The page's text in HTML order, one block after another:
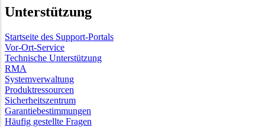
Unterstützung
Startseite des Support-Portals
Vor-Ort-Service
Technische Unterstützung
RMA
Systemverwaltung
Produktressourcen
Sicherheitszentrum
Garantiebestimmungen
Häufig gestellte Fragen